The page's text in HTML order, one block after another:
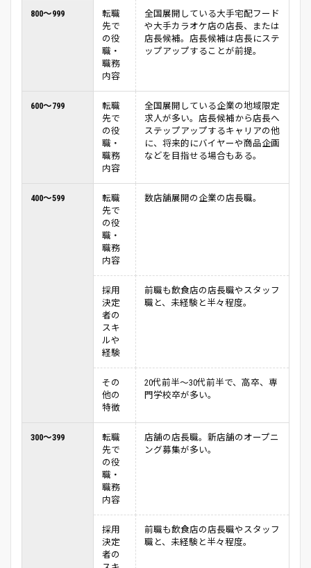
800～999
転職
先で
の役
職・
職務
内容
全国展開している大手宅配フード
や大手カラオケ店の店長、または
店長候補。店長候補は店長にステ
ップアップすることが前提。
600～799
転職
先で
の役
職・
職務
内容
全国展開している企業の地域限定
求人が多い。店長候補から店長へ
ステップアップするキャリアの他
に、将来的にバイヤーや商品企画
などを目指せる場合もある。
400～599
転職
先で
の役
職・
職務
内容
数店舗展開の企業の店長職。
採用
決定
者の
スキ
ルや
経験
前職も飲食店の店長職やスタッフ
職と、未経験と半々程度。
その
他の
特徴
20代前半～30代前半で、高卒、専
門学校卒が多い。
300～399
転職
先で
の役
職・
職務
内容
店舗の店長職。新店舗のオープニ
ング募集が多い。
採用
決定
者の
前職も飲食店の店長職やスタッフ
職と、未経験と半々程度。